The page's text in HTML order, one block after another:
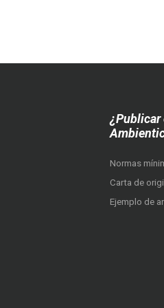
¿Publicar
Normas
Carta de
Ejemplo de